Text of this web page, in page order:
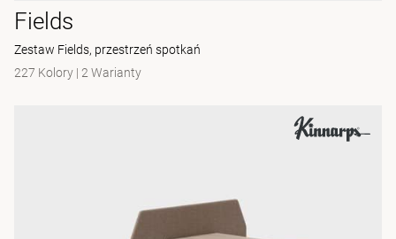
Fields
Zestaw Fields, przestrzeń spotkań
227 Kolory | 2 Warianty